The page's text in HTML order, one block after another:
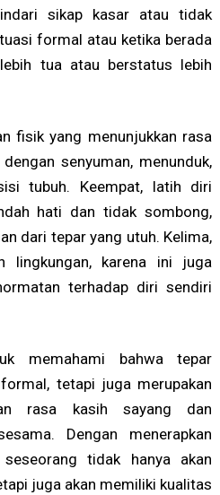
sikap kasar atau tidak
formal atau ketika berada
tua atau berstatus lebih
fisik yang menunjukkan rasa
senyuman, menunduk,
tubuh. Keempat, latih diri
hati dan tidak sombong,
dari tepar yang utuh. Kelima,
lingkungan, karena ini juga
terhadap diri sendiri
memahami bahwa tepar
tetapi juga merupakan
rasa kasih sayang dan
Dengan menerapkan
tidak hanya akan
juga akan memiliki kualitas